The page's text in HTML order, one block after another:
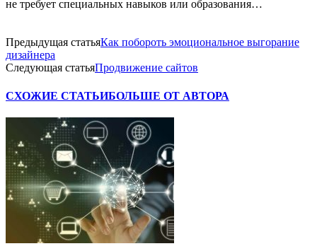
не требует специальных навыков или образования…
Предыдущая статьяКак побороть эмоциональное выгорание
дизайнера
Следующая статьяПродвижение сайтов
СХОЖИЕ СТАТЬИБОЛЬШЕ ОТ АВТОРА